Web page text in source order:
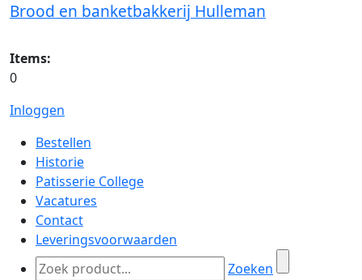
Brood en banketbakkerij Hulleman
Items:
0
Inloggen
Bestellen
Historie
Patisserie College
Vacatures
Contact
Leveringsvoorwaarden
Zoeken